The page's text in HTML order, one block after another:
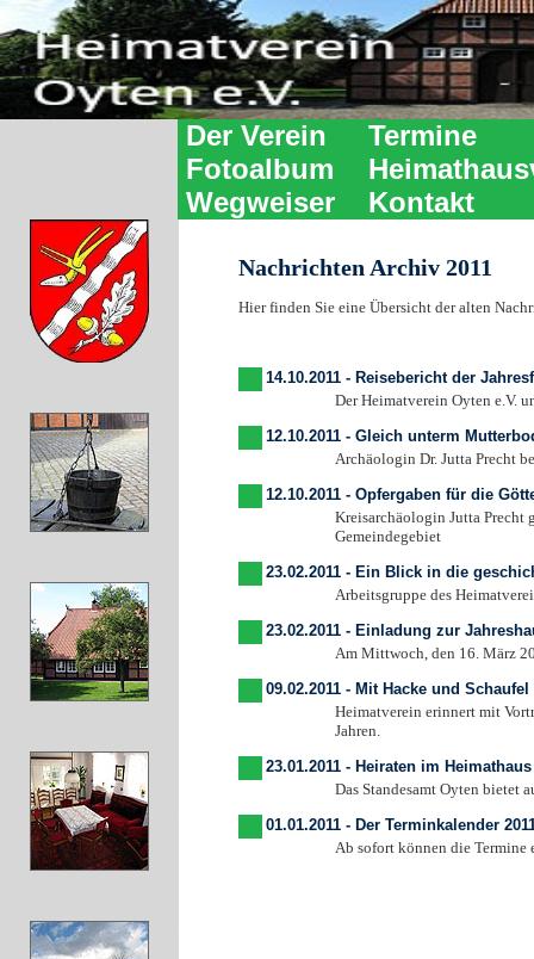
Der Verein
Termine
Fotoalbum
Wegweiser
Kontakt
Nachrichten Archiv 2011
Hier finden Sie eine Übersicht der alten
14.10.2011 - Reisebericht der
Der Heimatverein Oyten e.V.
12.10.2011 - Gleich unterm
Archäologin Dr. Jutta Precht
12.10.2011 - Opfergaben für die
Kreisarchäologin Jutta Precht gibt
Gemeindegebiet
23.02.2011 - Ein Blick in die
Arbeitsgruppe des Heimatvereins
23.02.2011 - Einladung zur
Am Mittwoch, den 16. März 2010
09.02.2011 - Mit Hacke und
Heimatverein erinnert mit Vortrag an
Jahren.
23.01.2011 - Heiraten im Heimathaus
Das Standesamt Oyten bietet auch
01.01.2011 - Der Terminkalender
Ab sofort können die Termine